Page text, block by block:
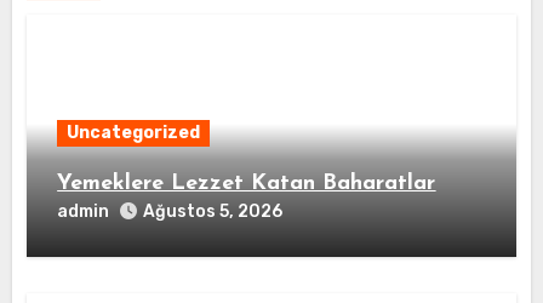
Uncategorized
Yemeklere Lezzet Katan Baharatlar
admin Ağustos 5, 2026